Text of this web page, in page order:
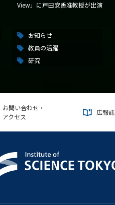
View」に戸田安香准教授が出演
お知らせ
教員の活躍
研究
お問い合わせ・
アクセス
広報誌